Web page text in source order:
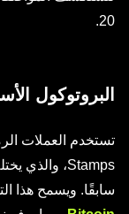
20.
البروتوكول
سابقًا. ويسمح هذا